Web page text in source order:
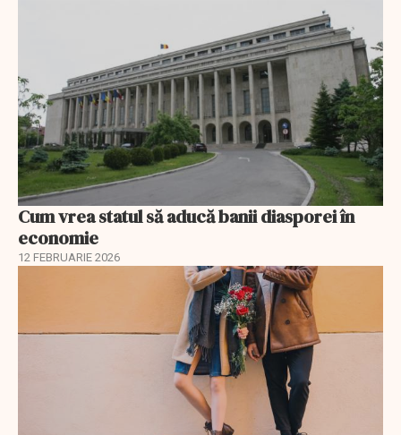
Cum vrea statul să aducă banii diasporei în
economie
12 FEBRUARIE 2026